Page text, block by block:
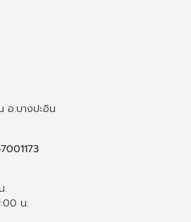
อ.บางปะอิน
.
น.